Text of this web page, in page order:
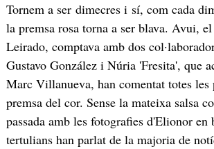
Tornem a ser dimecres i sí, com cada
la premsa rosa torna a ser blava. Avui,
Leirado, comptava amb dos
Gustavo González i Núria 'Fresita', que
Marc Villanueva, han comentat totes les
premsa del cor. Sense la mateixa salsa
passada amb les fotografies d'Elionor
tertulians han parlat de la majoria de